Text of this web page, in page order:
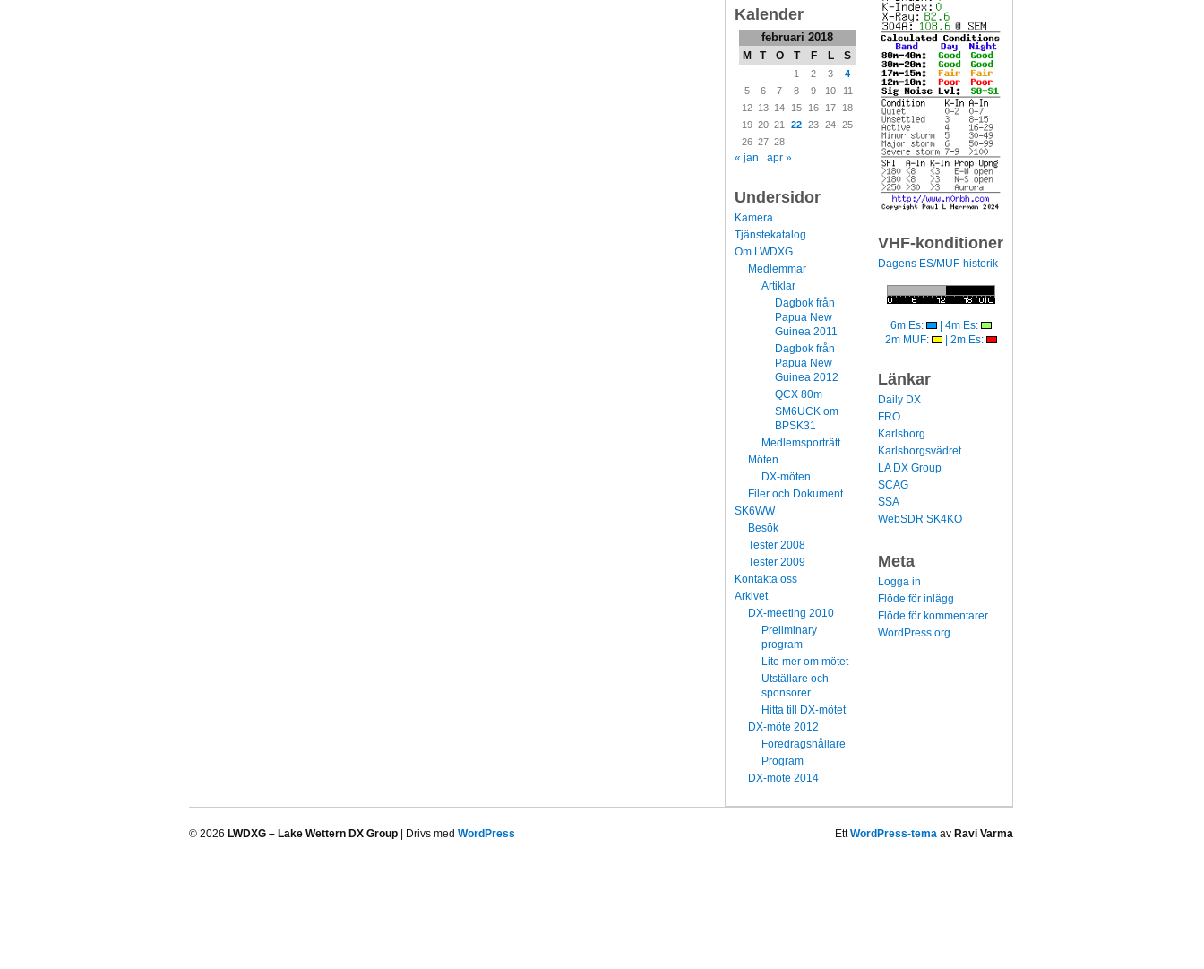
Kalender
februari 2018
M T O T F L S
1 2 3
4
5
6 7 8 9 10
11
12
13 14 15 16 17
18
19 20 21 22 23 24 25
26 27 28
« jan apr »
Undersidor
Kamera
Tjänstekatalog
Om LWDXG
Medlemmar
Artiklar
Dagbok från
Papua New
Guinea 2011
Dagbok från
Papua New
Guinea 2012
QCX 80m
SM6UCK om
BPSK31
Medlemsporträtt
Möten
DX-möten
Filer och Dokument
SK6WW
Besök
Tester 2008
Tester 2009
Kontakta oss
Arkivet
DX-meeting 2010
Preliminary
program
Lite mer om mötet
Utställare och
sponsorer
Hitta till DX-mötet
DX-möte 2012
Föredragshållare
Program
DX-möte 2014
VHF-konditioner
Dagens ES/MUF-historik
6m Es:
| 4m Es:
2m MUF:
| 2m Es:
Länkar
Daily DX
FRO
Karlsborg
Karlsborgsvädret
LA DX Group
SCAG
SSA
WebSDR SK4KO
Meta
Logga in
Flöde för inlägg
Flöde för kommentarer
WordPress.org
© 2026 LWDXG – Lake Wettern DX Group | Drivs med WordPress EttWordPress-tema av Ravi Varma